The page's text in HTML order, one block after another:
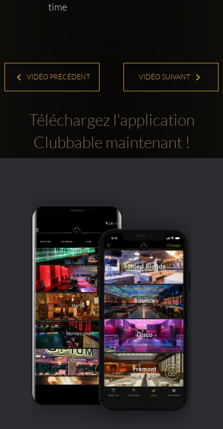
time
VIDÉO PRÉCÉDENT VIDÉO SUIVANT
Téléchargez l'application
Clubbable maintenant !